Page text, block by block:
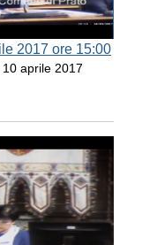
2017 ore 15:00
aprile 2017